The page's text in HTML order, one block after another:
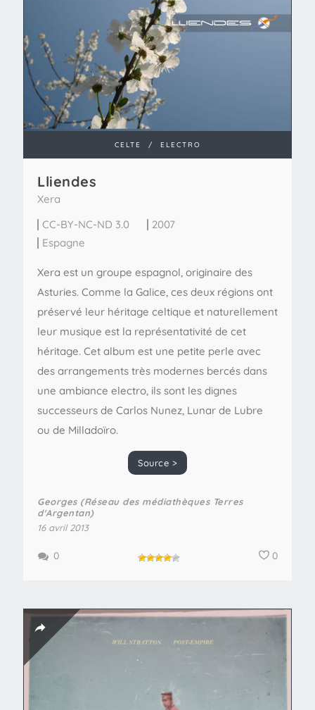
CELTE / ELECTRO
Lliendes
Xera
CC-BY-NC-ND 3.0
2007
Espagne
Xera est un groupe espagnol, originaire des
Asturies. Comme la Galice, ces deux régions ont
préservé leur héritage celtique et naturellement
leur musique est la représentativité de cet
héritage. Cet album est une petite perle avec
des arrangements très modernes bercés dans
une ambiance electro, ils sont les dignes
successeurs de Carlos Nunez, Lunar de Lubre
ou de Milladoïro.
Source >
Georges (Réseau des médiathèques Terres
d'Argentan)
16 avril 2013
0
0